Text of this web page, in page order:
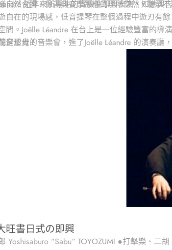
自然合體，像古典音樂那樣的理所當然，聽眾
近年來所專注的實驗性即興表演，如她與
自在的現場感，低音提琴在整個過程中遊刃有
間。Joëlle Léandre 在台上是一位經驗豐富的
音聖母！
足珍貴的音樂會，進了Joëlle Léandre 的演奏廳
旺書日式の即興
Yoshisaburo “Sabu” TOYOZUMI ●打擊樂、二胡